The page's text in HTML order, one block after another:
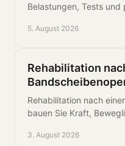
Belastungen, Tests und
auf.
5. August 2026
Rehabilitation
Rehabilitation nach
bauen Sie Kraft,
3. August 2026